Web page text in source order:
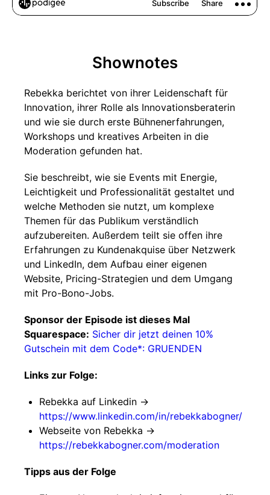
Shownotes
Rebekka berichtet von ihrer Leidenschaft für
Innovation, ihrer Rolle als Innovationsberaterin
und wie sie durch erste Bühnenerfahrungen,
Workshops und kreatives Arbeiten in die
Moderation gefunden hat.
Sie beschreibt, wie sie Events mit Energie,
Leichtigkeit und Professionalität gestaltet und
welche Methoden sie nutzt, um komplexe
Themen für das Publikum verständlich
aufzubereiten. Außerdem teilt sie offen ihre
Erfahrungen zu Kundenakquise über Netzwerk
und LinkedIn, dem Aufbau einer eigenen
Website, Pricing-Strategien und dem Umgang
mit Pro-Bono-Jobs.
Sponsor der Episode ist dieses Mal
Squarespace: Sicher dir jetzt deinen 10%
Gutschein mit dem Code*: GRUENDEN
Links zur Folge:
Rebekka auf Linkedin ->
https://www.linkedin.com/in/rebekkabogner/
Webseite von Rebekka ->
https://rebekkabogner.com/moderation
Tipps aus der Folge